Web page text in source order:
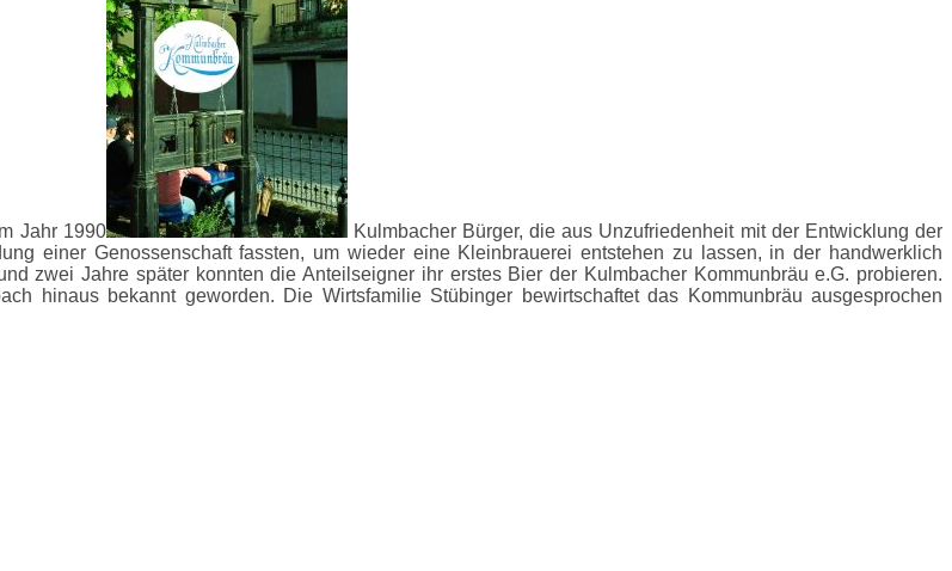
Jahr 1990
Kulmbacher Bürger, die aus Unzufriedenheit mit der Entwicklung der
einer Genossenschaft fassten, um wieder eine Kleinbrauerei entstehen zu lassen, in der handwerklich
zwei Jahre später konnten die Anteilseigner ihr erstes Bier der Kulmbacher Kommunbräu e.G. probieren.
hinaus bekannt geworden. Die Wirtsfamilie Stübinger bewirtschaftet das Kommunbräu ausgesprochen